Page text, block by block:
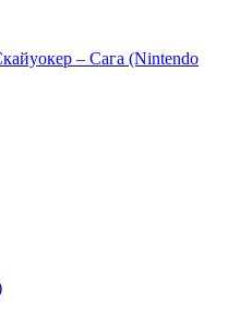
– Сага (Nintendo